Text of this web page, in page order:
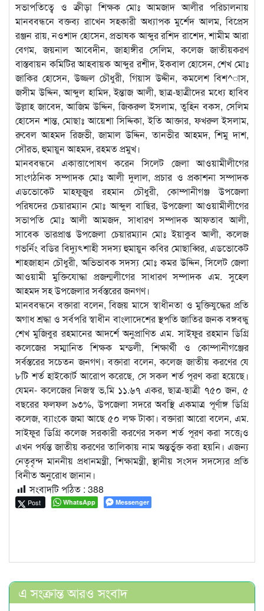
সভাপতিত্বে ও ক্রীড়া শিক্ষক মোঃ আমজাদ আলীর পরিচালনায়
মানববন্ধনে বক্তব্য রাখেন সহকারী অধ্যাপক মুর্শেদ আলম, বিপ্রেস
রঞ্জন রায়, নওশাদ হোসেন, প্রভাষক আব্দুর রশিদ রাশেদ, শামীম আরা
বেগম, জয়নাল আবেদীন, জাহাঙ্গীর সেলিম, কলেজ জাতীয়করণ
বাস্তবায়ন কমিটির আহবায়ক আব্দুর রশীদ, ইকবাল হোসেন, শেখ মোঃ
জাকির হোসেন, উজ্জল চৌধুরী, গিয়াস উদ্দীন, কমলেশ বিশ^াস,
জসীম উদ্দিন, আব্দুল হামিদ, ইন্তাজ আলী, ছাত্র-ছাত্রীদের মধ্যে হাবিব
উল্লাহ জাবেদ, আজিম উদ্দিন, জিকরুল ইসলাম, তুহিন বকস, সেলিম
হোসেন শান্ত, মোছাঃ আয়েশা সিদ্দিকা, ইতি আক্তার, ফখরুল ইসলাম,
রুবেল আহমদ রিজভী, জামাল উদ্দিন, তানভীর আহমদ, শিমু দাশ,
সৌরভ, হুমায়ুন আহমদ, রহমত প্রমুখ।
মানববন্ধনে একাত্তাপোষণ করেন সিলেট জেলা আওয়ামীলীগের
সাংগঠনিক সম্পাদক মোঃ আলী দুলাল, প্রচার ও প্রকাশনা সম্পাদক
এডভোকেট মাহফুজুর রহমান চৌধুরী, কোম্পানীগঞ্জ উপজেলা
পরিষদের চেয়ারম্যান মোঃ আব্দুল বাছির, উপজেলা আওয়ামীলীগের
সভাপতি মোঃ আলী আমজদ, সাধারণ সম্পাদক আফতাব আলী,
সাবেক ভারপ্রাপ্ত উপজেলা চেয়ারম্যান মোঃ ইয়াকুব আলী, কলেজ
গভর্নিং বডির বিদ্যুৎশাহী সদস্য হুমায়ুন কবির মোছাব্বির, এডভোকেট
শাহজাহান চৌধুরী, অভিভাবক সদস্য মোঃ কমর উদ্দিন, সিলেট জেলা
আওয়ামী মুক্তিযোদ্ধা প্রজন্মলীগের সাধারণ সম্পাদক এম. সুহেল
আহমদ সহ উপজেলার সর্বস্তরের জনগণ।
মানববন্ধনে বক্তারা বলেন, বিজয় মাসে স্বাধীনতা ও মুক্তিযুদ্ধের প্রতি
অগাধ শ্রদ্ধা ও সর্বপরি স্বাধীন বাংলাদেশের স্থপতি জাতির জনক বঙ্গবন্ধু
শেখ মুজিবুর রহমানের আদর্শে অনুপ্রাণিত এম. সাইফুর রহমান ডিগ্রি
কলেজের সম্মানিত শিক্ষক মন্ডলী, শিক্ষার্থী ও কোম্পানীগঞ্জের
সর্বস্তরের সচেতন জনগণ। বক্তারা বলেন, কলেজ জাতীয় করণের যে
৮টি শর্ত হাইকোর্ট আরোপ করেছে, সে সকল শর্ত পূরণ করা হয়েছে।
যেমন- কলেজের নিজস্ব ভ‚মি ১১.৬৭ একর, ছাত্র-ছাত্রী ৭৫০ জন, ৫
বছরের ফলফল ৯৩%, উপজেলা সদরে অবস্থি একমাত্র পূর্ণাঙ্গ ডিগ্রি
কলেজ, ব্যাংকে জমা আছে ৫০ লক্ষ টাকা। বক্তারা আরো বলেন, এম.
সাইফুর ডিগ্রি কলেজ সরকারী করণের সকল শর্ত পূরণ করা সত্তে¡ও
এখন পর্যন্ত জাতীয় করণের তালিকায় নাম অন্তর্ভুক্ত করা হয়নি। এজন্য
নেতৃবৃন্দ মাননীয় প্রধানমন্ত্রী, শিক্ষামন্ত্রী, স্থানীয় সংসদ সদস্যের প্রতি
বিনীত অনুরোধ জানান।
সংবাদটি পঠিত : 388
Post WhatsApp Messenger
এ সংক্রান্ত আরও সংবাদ